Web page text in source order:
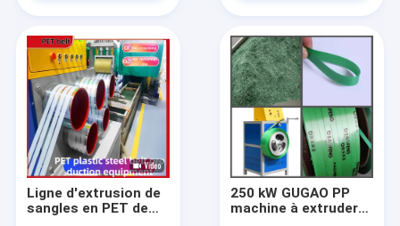
Ligne d'extrusion de
sangles en PET de
250 kW GUGAO PP
machine à extruder